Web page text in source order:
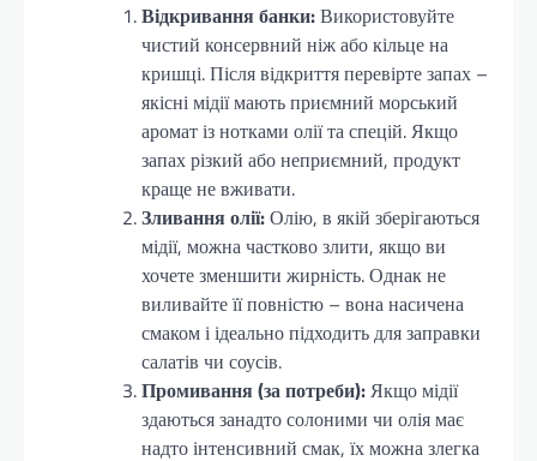
Відкривання банки:Використовуйте
чистий консервний ніж або кільце на
кришці. Після відкриття перевірте запах –
якісні мідії мають приємний морський
аромат із нотками олії та спецій. Якщо
запах різкий або неприємний, продукт
краще не вживати.
Зливання олії:Олію, в якій зберігаються
мідії, можна частково злити, якщо ви
хочете зменшити жирність. Однак не
виливайте її повністю – вона насичена
смаком і ідеально підходить для заправки
салатів чи соусів.
Промивання (за потреби):Якщо мідії
здаються занадто солоними чи олія має
надто інтенсивний смак, їх можна злегка